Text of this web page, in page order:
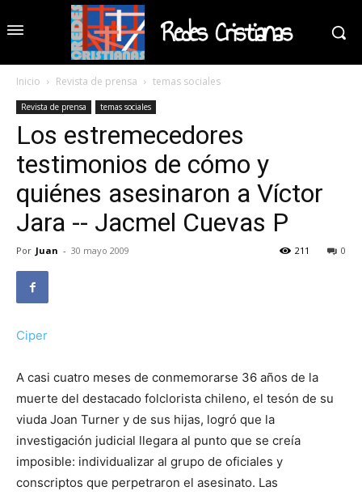
Redes Cristianas
Inicio Revista de prensa temas sociales
Revista de prensa temas sociales
Los estremecedores
testimonios de cómo y
quiénes asesinaron a Víctor
Jara -- Jacmel Cuevas P
Por Juan - 30 mayo 2009 0
211
Ciper
A casi cuatro meses de conmemorarse 36 años de la
muerte del destacado folclorista chileno, el tesón de su
viuda Joan Turner y de sus hijas, logró que la
investigación judicial llegara al punto que se creía
imposible: individualizar al grupo de oficiales y
conscriptos que perpetraron el asesinato. Las